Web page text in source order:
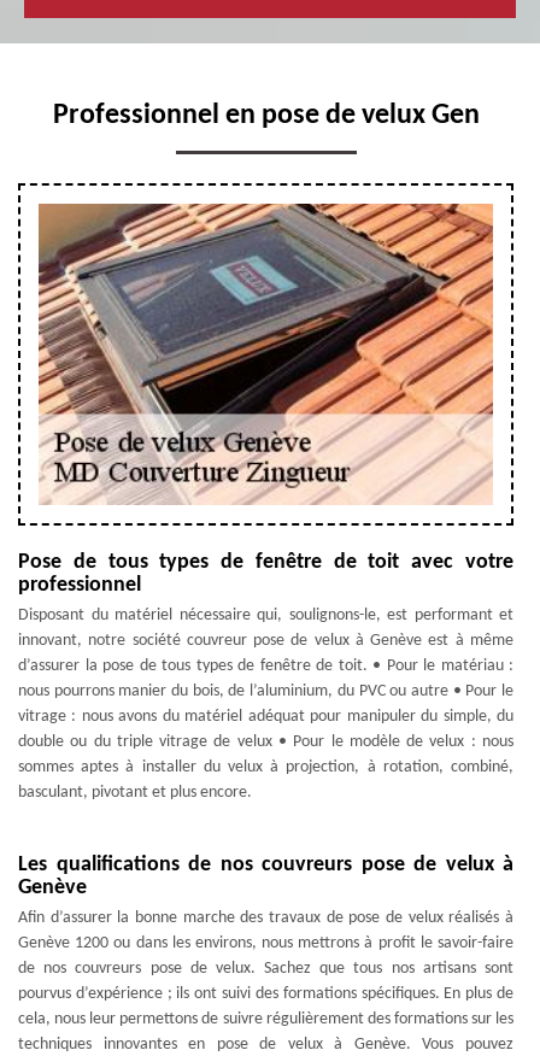
Professionnel en pose de velux Gen
Pose de tous types de fenêtre de toit avec votre
professionnel
Disposant du matériel nécessaire qui, soulignons-le, est performant et
innovant, notre société couvreur pose de velux à Genève est à même
d’assurer la pose de tous types de fenêtre de toit. • Pour le matériau :
nous pourrons manier du bois, de l’aluminium, du PVC ou autre • Pour le
vitrage : nous avons du matériel adéquat pour manipuler du simple, du
double ou du triple vitrage de velux • Pour le modèle de velux : nous
sommes aptes à installer du velux à projection, à rotation, combiné,
basculant, pivotant et plus encore.
Les qualifications de nos couvreurs pose de velux à
Genève
Afin d’assurer la bonne marche des travaux de pose de velux réalisés à
Genève 1200 ou dans les environs, nous mettrons à profit le savoir-faire
de nos couvreurs pose de velux. Sachez que tous nos artisans sont
pourvus d’expérience ; ils ont suivi des formations spécifiques. En plus de
cela, nous leur permettons de suivre régulièrement des formations sur les
techniques innovantes en pose de velux à Genève. Vous pouvez